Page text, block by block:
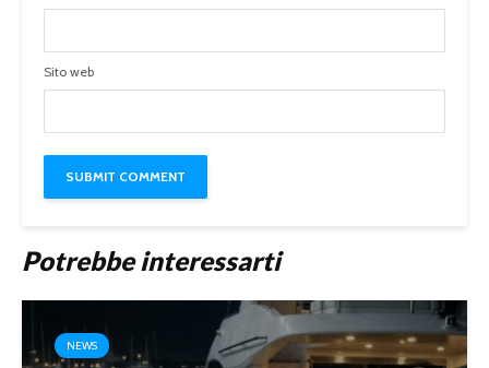
Sito web
Potrebbe interessarti
NEWS